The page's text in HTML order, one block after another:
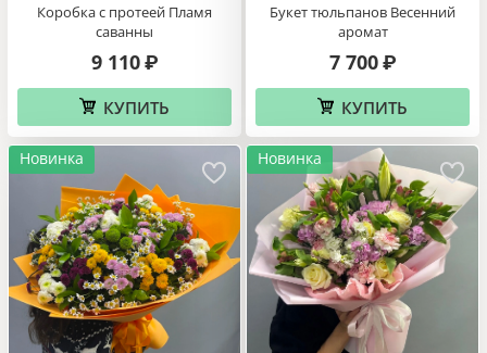
Коробка с протеей Пламя
саванны
9 110 ₽
КУПИТЬ
Букет тюльпанов Весенний
аромат
7 700 ₽
КУПИТЬ
Новинка Новинка